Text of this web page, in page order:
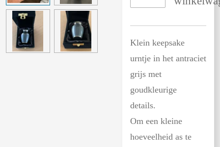
Klein keepsake
urntje in het antraciet
grijs met
goudkleurige
details.
Om een kleine
hoeveelheid as te